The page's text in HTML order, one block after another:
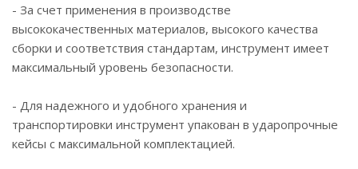
- За счет применения в производстве
высококачественных материалов, высокого качества
сборки и соответствия стандартам, инструмент имеет
максимальный уровень безопасности.
- Для надежного и удобного хранения и
транспортировки инструмент упакован в ударопрочные
кейсы с максимальной комплектацией.